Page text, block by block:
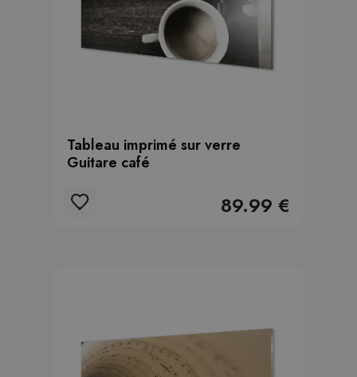
Tableau imprimé sur verre
Guitare café
89.99 €